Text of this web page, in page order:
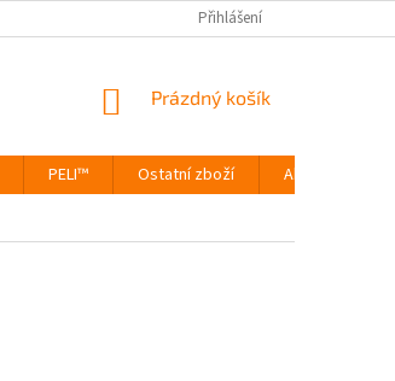
Přihlášení
NÁKUPNÍ
Prázdný košík
PELI™ Ostatní zboží Akce